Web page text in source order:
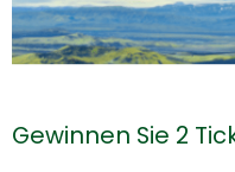
Gewinnen Sie 2